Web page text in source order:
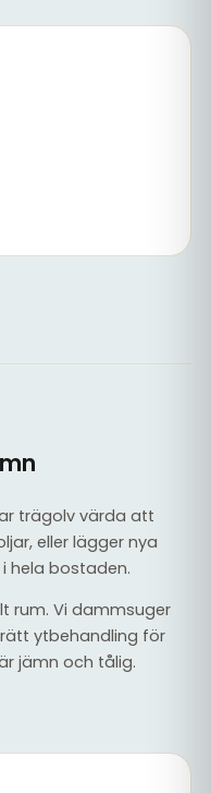
trägolv värda att
eller lägger nya
hela bostaden.
rum. Vi dammsuger
ytbehandling för
jämn och tålig.